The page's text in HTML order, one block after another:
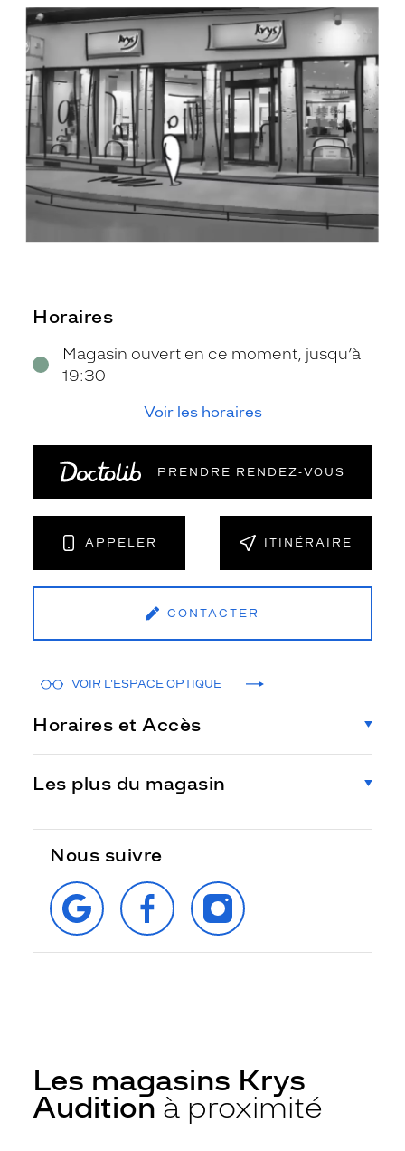
Horaires
Magasin ouvert en ce moment, jusqu’à
19:30
Voir les horaires
PRENDRE RENDEZ‑VOUS
APPELER ITINÉRAIRE
CONTACTER
VOIR L'ESPACE OPTIQUE
Horaires et Accès
Les plus du magasin
Nous suivre
RETROUVEZ‑NOUS
SUR
GOOGLE
SUIVEZ‑NOUS
SUR
FACEBOOK
SUIVEZ‑NOUS
SUR
INSTAGRAM
Les magasins Krys
Audition à proximité